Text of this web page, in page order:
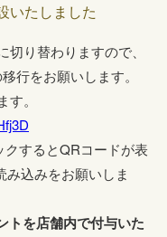
合によりお受けできま
お願いします。
いたしました
り替わりますので、
行をお願いします。
。
するとQRコードが表
込みをお願いしま
トを店舗内で付与いた